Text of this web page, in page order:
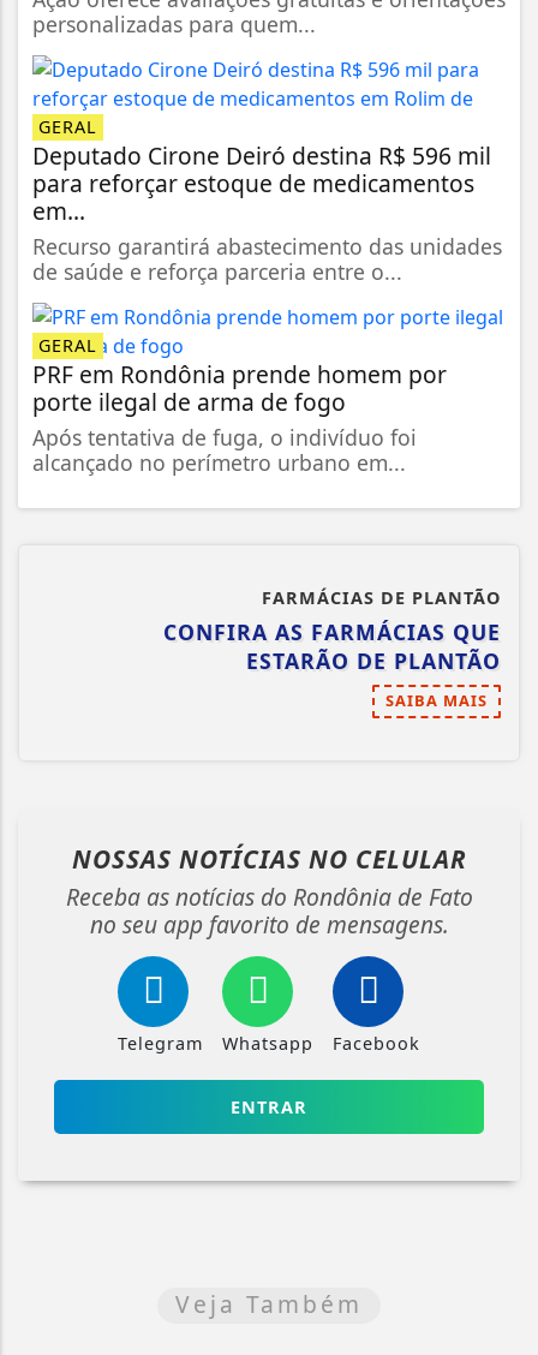
personalizadas para quem...
GERAL
Deputado Cirone Deiró destina R$ 596 mil
para reforçar estoque de medicamentos
em...
Recurso garantirá abastecimento das unidades
de saúde e reforça parceria entre o...
GERAL
PRF em Rondônia prende homem por
porte ilegal de arma de fogo
Após tentativa de fuga, o indivíduo foi
alcançado no perímetro urbano em...
FARMÁCIAS DE PLANTÃO
CONFIRA AS FARMÁCIAS QUE
ESTARÃO DE PLANTÃO
SAIBA MAIS
NOSSAS NOTÍCIAS NO CELULAR
Receba as notícias do Rondônia de Fato
no seu app favorito de mensagens.
Telegram Whatsapp Facebook
ENTRAR
Veja Também